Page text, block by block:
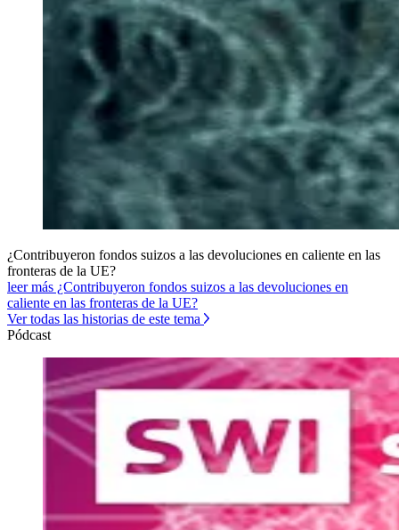
¿Contribuyeron fondos suizos a las devoluciones en caliente en las
fronteras de la UE?
leer más ¿Contribuyeron fondos suizos a las devoluciones en
caliente en las fronteras de la UE?
Ver todas las historias de este tema
Pódcast